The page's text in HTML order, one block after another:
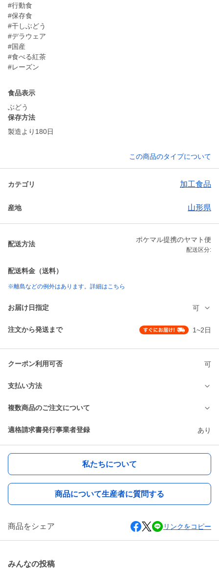
#行動食
#保存食
#干しぶどう
#デラウェア
#国産
#食べる紅茶
食品表示
ぶどう
保存方法
製造より180日
この商品のタイプについて
カテゴリ 加工食品
産地 山形県
配送方法
ポケマル提携のヤマト便
配送区分:
配送料金（送料）
※離島などの例外はあります。詳細はこちら
お届け日指定 可
注文から発送まで 1~2日
クーポン利用可否 可
支払い方法
複数商品のご注文について
適格請求書発行事業者登録 あり
私たちについて
商品について生産者に質問する
商品をシェア リンクをコピー
みんなの投稿